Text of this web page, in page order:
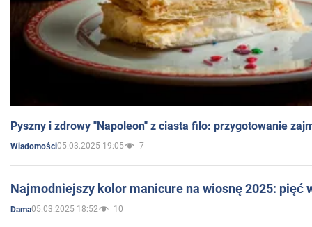
Pyszny i zdrowy "Napoleon" z ciasta filo: przygotowanie
Wiadomości05.03.2025 19:05 7
Najmodniejszy kolor manicure na wiosnę 2025: pięć
Dama05.03.2025 18:52 10